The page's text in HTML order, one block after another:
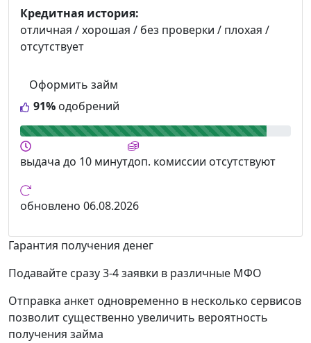
91% одобрений
Оформить займ
Кредитная история:
отличная / хорошая / без проверки / плохая /
отсутствует
выдача до 10 минутдоп. комиссии отсутствуют
обновлено 06.08.2026
Гарантия получения денег
Подавайте сразу 3-4 заявки в различные МФО
Отправка анкет одновременно в несколько сервисов
позволит существенно увеличить вероятность
получения займа